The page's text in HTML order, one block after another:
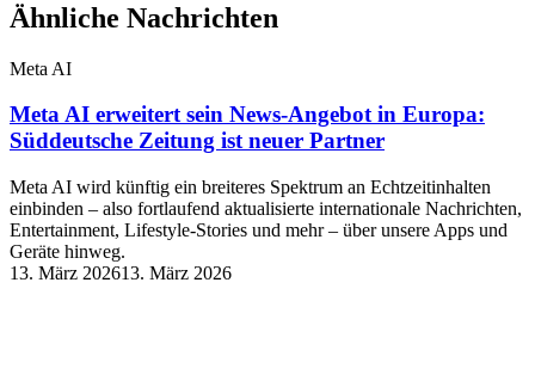
Ähnliche Nachrichten
Meta AI
Meta AI erweitert sein News‑Angebot in Europa:
Süddeutsche Zeitung ist neuer Partner
Meta AI wird künftig ein breiteres Spektrum an Echtzeitinhalten
einbinden – also fortlaufend aktualisierte internationale Nachrichten,
Entertainment, Lifestyle-Stories und mehr – über unsere Apps und
Geräte hinweg.
13. März 202613. März 2026